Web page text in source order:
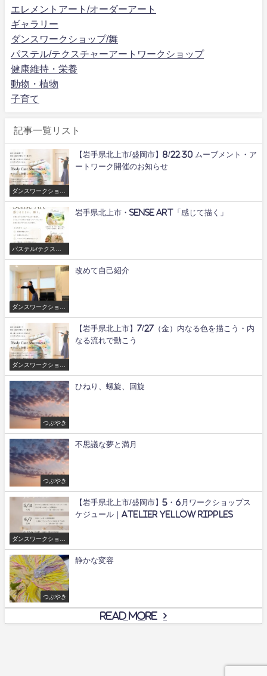
エレメントアート/オーダーアート
ギャラリー
ダンスワークショップ/舞
パステル/テクスチャーアートワークショップ
健康維持・栄養
動物・植物
子育て
記事一覧リスト
ダンスワークショッ
プ/舞
【岩手県北上市/盛岡市】8/22.30 ムーブメント・ア
ートワーク開催のお知らせ
パステル/テクスチ
ャーアートワークシ
ョップ
岩手県北上市・Sense Art「感じて描く」
ダンスワークショッ
プ/舞
改めて自己紹介
ダンスワークショッ
プ/舞
【岩手県北上市】7/27（金）内なる色を描こう・内
なる流れで動こう
つぶやき
ひねり、螺旋、回旋
つぶやき
不思議な夢と満月
ダンスワークショッ
プ/舞
【岩手県北上市/盛岡市】5・6月ワークショップス
ケジュール｜Atelier yellow ripples
つぶやき
静かな変容
Read More